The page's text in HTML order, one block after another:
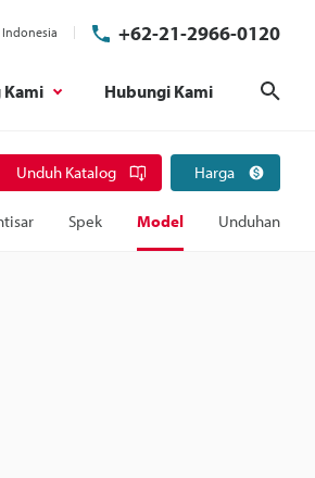
+62-21-2966-0120
Kami Hubungi Kami
Unduh Katalog Harga
Spek Model Unduhan